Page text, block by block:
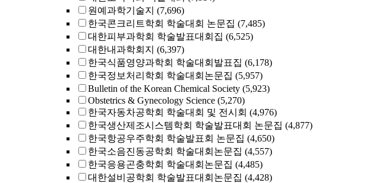
원예과학기술지 (7,696)
한국콘크리트학회 학술대회 논문집 (7,485)
대한피부과학회 학술발표대회집 (6,525)
대한내과학회지 (6,397)
한국식품영양과학회 학술대회발표집 (6,178)
한국정보처리학회 학술대회논문집 (5,957)
Bulletin of the Korean Chemical Society (5,923)
Obstetrics & Gynecology Science (5,270)
한국자동차공학회 학술대회 및 전시회 (4,976)
한국생산제조시스템학회 학술발표대회 논문집 (4,877)
한국항공우주학회 학술발표회 논문집 (4,650)
한국소음진동공학회 학술대회논문집 (4,557)
한국응용곤충학회 학술대회논문집 (4,485)
대한설비공학회 학술발표대회논문집 (4,428)